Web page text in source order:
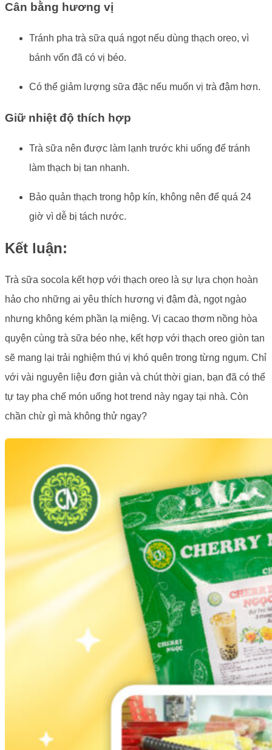
Cân bằng hương vị
Tránh pha trà sữa quá ngọt nếu dùng thạch oreo, vì
bánh vốn đã có vị béo.
Có thể giảm lượng sữa đặc nếu muốn vị trà đậm hơn.
Giữ nhiệt độ thích hợp
Trà sữa nên được làm lạnh trước khi uống để tránh
làm thạch bị tan nhanh.
Bảo quản thạch trong hộp kín, không nên để quá 24
giờ vì dễ bị tách nước.
Kết luận:
Trà sữa socola kết hợp với thạch oreo là sự lựa chọn hoàn
hảo cho những ai yêu thích hương vị đậm đà, ngọt ngào
nhưng không kém phần lạ miệng. Vị cacao thơm nồng hòa
quyện cùng trà sữa béo nhẹ, kết hợp với thạch oreo giòn tan
sẽ mang lại trải nghiệm thú vị khó quên trong từng ngụm. Chỉ
với vài nguyên liệu đơn giản và chút thời gian, bạn đã có thể
tự tay pha chế món uống hot trend này ngay tại nhà. Còn
chần chừ gì mà không thử ngay?